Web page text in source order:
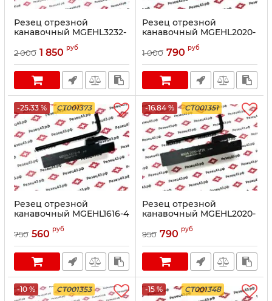
Резец отрезной
канавочный MGEHL3232-
2 000 1 850 руб
Резец отрезной
канавочный MGEHL2020-
1 000 790 руб
-25.33 % CT001373
Резец отрезной
канавочный MGEHL1616-4
750 560 руб
-16.84 % CT001351
Резец отрезной
канавочный MGEHL2020-
950 790 руб
-10 % CT001353 -15 % CT001348